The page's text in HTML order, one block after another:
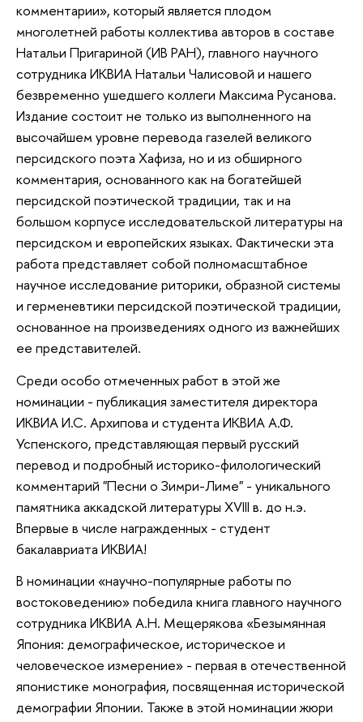
комментарии», который является плодом
многолетней работы коллектива авторов в составе
Натальи Пригариной (ИВ РАН), главного научного
сотрудника ИКВИА Натальи Чалисовой и нашего
безвременно ушедшего коллеги Максима Русанова.
Издание состоит не только из выполненного на
высочайшем уровне перевода газелей великого
персидского поэта Хафиза, но и из обширного
комментария, основанного как на богатейшей
персидской поэтической традиции, так и на
большом корпусе исследовательской литературы на
персидском и европейских языках. Фактически эта
работа представляет собой полномасштабное
научное исследование риторики, образной системы
и герменевтики персидской поэтической традиции,
основанное на произведениях одного из важнейших
ее представителей.
Среди особо отмеченных работ в этой же
номинации - публикация заместителя директора
ИКВИА И.С. Архипова и студента ИКВИА А.Ф.
Успенского, представляющая первый русский
перевод и подробный историко-филологический
комментарий "Песни о Зимри-Лиме" - уникального
памятника аккадской литературы XVIII в. до н.э.
Впервые в числе награжденных - студент
бакалавриата ИКВИА!
В номинации «научно-популярные работы по
востоковедению» победила книга главного научного
сотрудника ИКВИА А.Н. Мещерякова «Безымянная
Япония: демографическое, историческое и
человеческое измерение» - первая в отечественной
японистике монография, посвященная исторической
демографии Японии. Также в этой номинации жюри